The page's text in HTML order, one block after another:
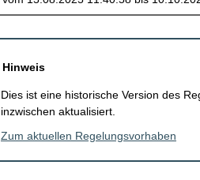
Hinweis
Dies ist eine historische Version des
inzwischen aktualisiert.
Zum aktuellen Regelungsvorhaben